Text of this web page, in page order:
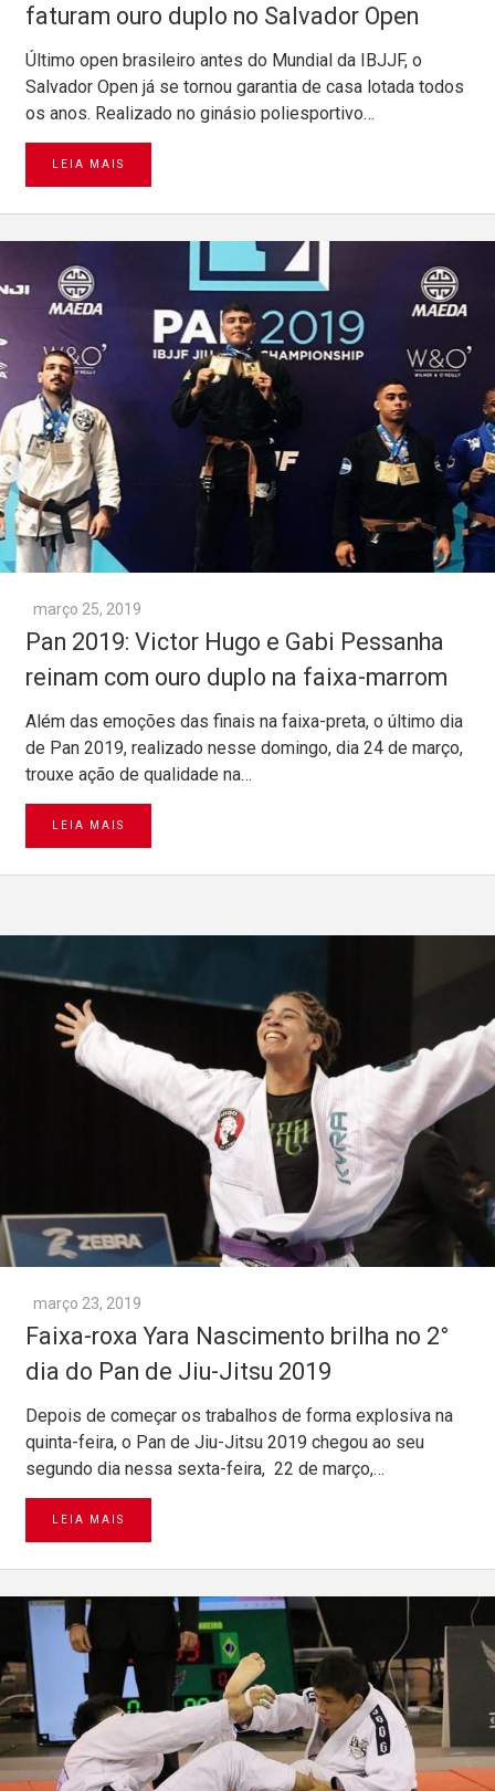
faturam ouro duplo no Salvador Open
Último open brasileiro antes do Mundial da IBJJF, o
Salvador Open já se tornou garantia de casa lotada todos
os anos. Realizado no ginásio poliesportivo…
LEIA MAIS
março 25, 2019
Pan 2019: Victor Hugo e Gabi Pessanha
reinam com ouro duplo na faixa-marrom
Além das emoções das finais na faixa-preta, o último dia
de Pan 2019, realizado nesse domingo, dia 24 de março,
trouxe ação de qualidade na…
LEIA MAIS
março 23, 2019
Faixa-roxa Yara Nascimento brilha no 2°
dia do Pan de Jiu-Jitsu 2019
Depois de começar os trabalhos de forma explosiva na
quinta-feira, o Pan de Jiu-Jitsu 2019 chegou ao seu
segundo dia nessa sexta-feira, 22 de março,…
LEIA MAIS